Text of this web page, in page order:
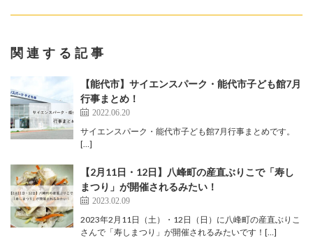
関連する記事
【能代市】サイエンスパーク・能代市子ども館7月
行事まとめ！
2022.06.20
サイエンスパーク・能代市子ども館7月行事まとめです。
[…]
【2月11日・12日】八峰町の産直ぶりこで「寿し
まつり」が開催されるみたい！
2023.02.09
2023年2月11日（土）・12日（日）に八峰町の産直ぶりこ
さんで「寿しまつり」が開催されるみたいです！[…]